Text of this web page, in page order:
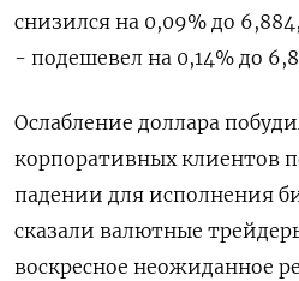
снизился на 0,09% до​
- подешевел на 0,14% до
Ослабление доллара
корпоративных клиентов
падении для исполнения
сказали валютные
воскресное неожиданное